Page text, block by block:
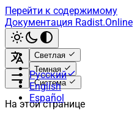
Перейти к содержимому
Документация Radist.Online
Светлая
Темная
Система
Русский
English
Español
На этой странице